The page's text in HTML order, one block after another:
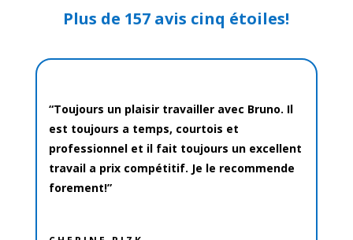
Plus de 157 avis cinq étoiles!
“Toujours un plaisir travailler avec Bruno. Il
est toujours a temps, courtois et
professionnel et il fait toujours un excellent
travail a prix compétitif. Je le recommende
forement!”